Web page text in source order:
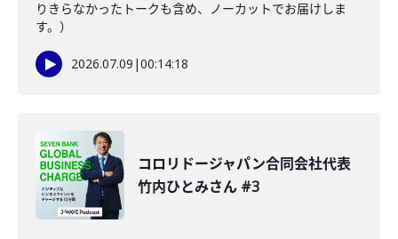
りきらなかったトークも含め、ノーカットでお届けしま
す。）
2026.07.09 |00:14:18
コロリドージャパン合同会社代表
竹内ひとみさん #3